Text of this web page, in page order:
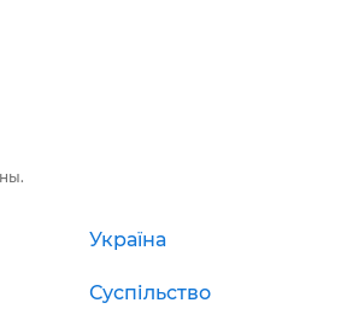
Україна
Суспільство